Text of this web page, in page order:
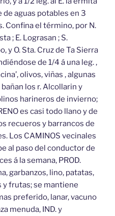
de aguas potables en 3
Confina el término, por N.
; E. Lograsan ; S.
y O. Sta. Cruz de Ta Sierra
de 1/4 á una leg. ,
olivos, viñas , algunas
los r. Alcollarin y
harineros de invierno;
es casi todo llano y de
recueros y barrancos de
Los CAMINOS vecinales
al paso del conductor de
á la semana, PROD.
garbanzos, lino, patatas,
y frutas; se mantiene
preferido, lanar, vacuno
menuda, IND. y